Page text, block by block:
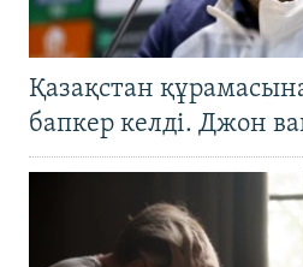
Қазақстан
бапкер келді. Джон